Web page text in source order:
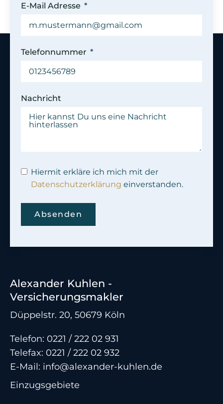
E-Mail Adresse
Telefonnummer
Nachricht
Hiermit erkläre ich mich mit der
Datenschutzerklärung einverstanden.
Absenden
Alexander Kuhlen -
Versicherungsmakler
Düppelstr. 20, 50679 Köln
Telefon: 0221 / 222 02 931
Telefax: 0221 / 222 02 932
E-Mail: info@alexander-kuhlen.de
Einzugsgebiete